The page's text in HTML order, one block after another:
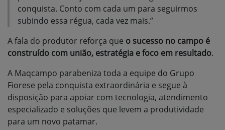
conquista. Conto com cada um para seguirmos
subindo essa régua, cada vez mais.”
A fala do produtor reforça que o sucesso no campo é
construído com união, estratégia e foco em resultado.
A Maqcampo parabeniza toda a equipe do Grupo
Fiorese pela conquista extraordinária e segue à
disposição para apoiar com tecnologia, atendimento
especializado e soluções que levem a produtividade
para um novo patamar.